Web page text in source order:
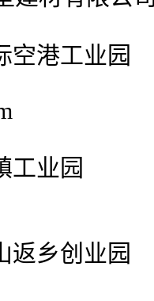
空港工业园
工业园
返乡创业园